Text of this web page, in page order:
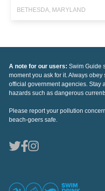
BETHESDA, MARYLAND
A note for our users: Swim Guide
moment you ask for it. Always
official government agencies. Stay
hazards such as dangerous
Please report your pollution
beach-goers safe.